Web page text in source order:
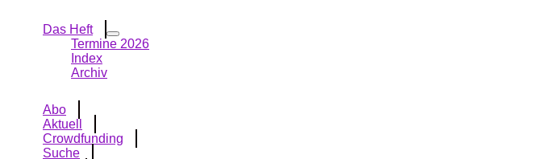
Das Heft
Termine 2026
Index
Archiv
Abo
Aktuell
Crowdfunding
Suche